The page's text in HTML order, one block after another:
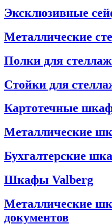
Эксклюзивные
Металлические
Полки для
Стойки для
Картотечные
Металлические
Бухгалтерские
Шкафы Valberg
Металлические
документов